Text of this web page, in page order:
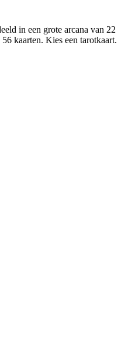
in een grote arcana van 22
kaarten. Kies een tarotkaart.